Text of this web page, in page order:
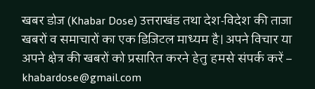
खबर डोज (Khabar Dose) उत्तराखंड तथा देश-विदेश की ताजा
खबरों व समाचारों का एक डिजिटल माध्यम है। अपने विचार या
अपने क्षेत्र की खबरों को प्रसारित करने हेतु हमसे संपर्क करें –
khabardose@gmail.com